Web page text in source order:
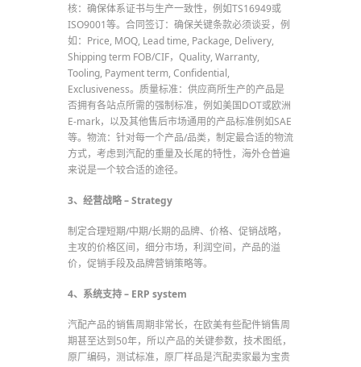
核：确保体系证书与生产一致性，例如TS16949或
ISO9001等。合同签订：确保关键条款必须谈妥，例
如：Price, MOQ, Lead time, Package, Delivery,
Shipping term FOB/CIF，Quality, Warranty,
Tooling, Payment term, Confidential,
Exclusiveness。质量标准：供应商所生产的产品是
否拥有各站点所需的强制标准，例如美国DOT或欧洲
E-mark，以及其他售后市场通用的产品标准例如SAE
等。物流：针对每一个产品/品类，制定最合适的物流
方式，考虑到汽配的重量及长尾的特性，海外仓普遍
来说是一个较合适的途径。
3、经营战略 – Strategy
制定合理短期/中期/长期的品牌、价格、促销战略，
主攻的价格区间，细分市场，利润空间，产品的溢
价，促销手段及品牌营销策略等。
4、系统支持 – ERP system
汽配产品的销售周期非常长，在欧美有些配件销售周
期甚至达到50年，所以产品的关键参数，技术图纸，
原厂编码，测试标准，原厂样品是汽配卖家最为宝贵